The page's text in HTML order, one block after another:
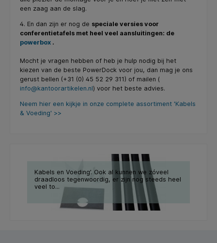
een zaag aan de slag.
4. En dan zijn er nog de speciale versies voor
conferentietafels met heel veel aansluitingen: de
powerbox .
Mocht je vragen hebben of heb je hulp nodig bij het
kiezen van de beste PowerDock voor jou, dan mag je ons
gerust bellen (+31 (0) 45 52 29 311) of mailen (
info@kantoorartikelen.nl) voor het beste advies.
Neem hier een kijkje in onze complete assortiment 'Kabels
& Voeding' >>
Kabels en Voeding’. Ook al kunnen we zóveel
draadloos tegenwoordig, er zijn nog steeds heel
veel to...